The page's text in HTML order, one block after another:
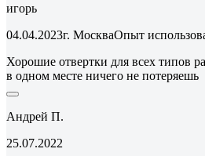
игорь
04.04.2023г. МоскваОпыт
Хорошие отвертки для всех типов
в одном месте ничего не потеряешь
Андрей П.
25.07.2022